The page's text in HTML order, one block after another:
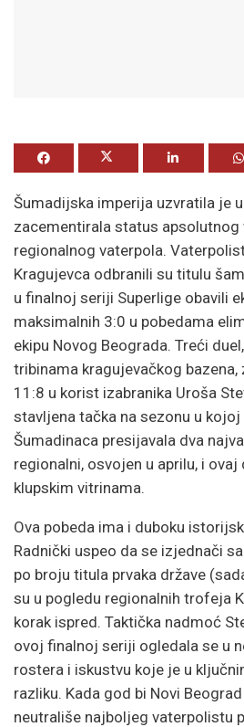
Šumadijska imperija uzvratila je
zacementirala status apsolutnog
regionalnog vaterpola.
Kragujevca odbranili su titulu
u finalnoj seriji Superlige obavili
maksimalnih 3:0 u pobedama
ekipu Novog Beograda. Treći
tribinama kragujevačkog
11:8 u korist izabranika Uroša
stavljena tačka na sezonu u kojoj
Šumadinaca presijavala dva
regionalni, osvojen u aprilu, i
klupskim vitrinama.
Ova pobeda ima i duboku
Radnički uspeo da se izjednači
po broju titula prvaka države
su u pogledu regionalnih trofeja
korak ispred. Taktička nadmoć
ovoj finalnoj seriji ogledala se u
rostera i iskustvu koje je u
razliku. Kada god bi Novi
neutrališe najboljeg vaterpolistu